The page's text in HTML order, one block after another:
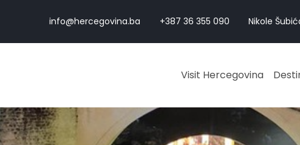
info@hercegovina.ba +387 36 355 090 Nikole
Visit Hercegovina